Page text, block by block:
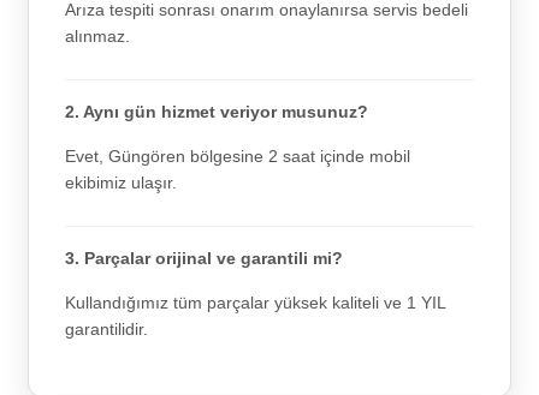
Arıza tespiti sonrası onarım onaylanırsa servis bedeli
alınmaz.
2. Aynı gün hizmet veriyor musunuz?
Evet, Güngören bölgesine 2 saat içinde mobil
ekibimiz ulaşır.
3. Parçalar orijinal ve garantili mi?
Kullandığımız tüm parçalar yüksek kaliteli ve 1 YIL
garantilidir.